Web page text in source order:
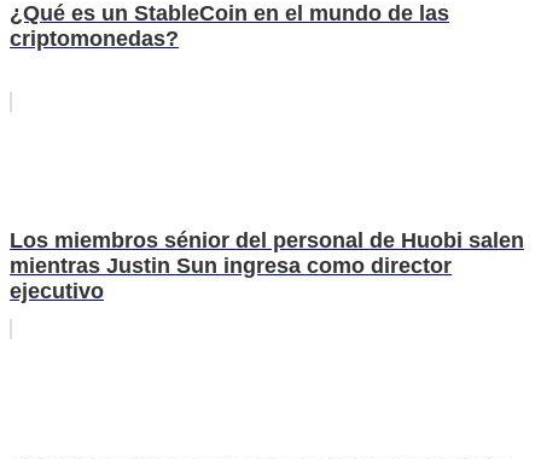
¿Qué es un StableCoin en el mundo de las
criptomonedas?
Los miembros sénior del personal de Huobi salen
mientras Justin Sun ingresa como director
ejecutivo